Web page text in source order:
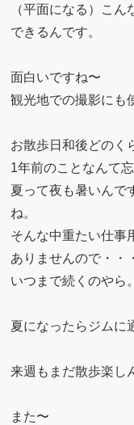
（平面になる）こ
できるんです。
面白いですね〜
観光地での撮影にも
お散歩日和後どのく
1年前のことなんて
夏って夜も暑いんで
ね。
そんな中重たい仕事
ありませんので・・・
いつまで続くのやら。
夏になったらジムに
来週もまだ散歩楽し
また〜